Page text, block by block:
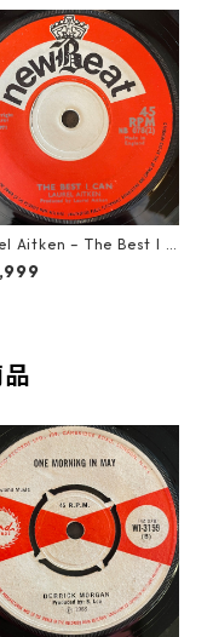
Aitken ‎– The Best I C
22012】